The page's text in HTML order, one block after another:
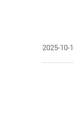
2025-10-